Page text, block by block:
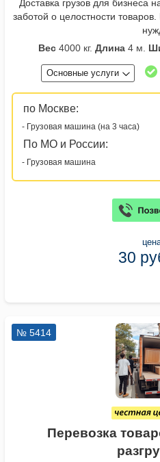
Доставка грузов для бизнеса
заботой о целостности
Вес 4000 кг. Длина 4 м.
Основные услуги
по Москве:
- Грузовая машина (на 3 часа)
По МО и России:
- Грузовая машина
30
№ 5414
Перевозка